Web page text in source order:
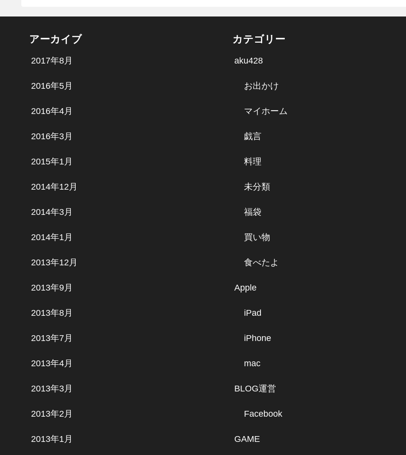
アーカイブ
2017年8月
2016年5月
2016年4月
2016年3月
2015年1月
2014年12月
2014年3月
2014年1月
2013年12月
2013年9月
2013年8月
2013年7月
2013年4月
2013年3月
2013年2月
2013年1月
カテゴリー
aku428
お出かけ
マイホーム
戯言
料理
未分類
福袋
買い物
食べたよ
Apple
iPad
iPhone
mac
BLOG運営
Facebook
GAME